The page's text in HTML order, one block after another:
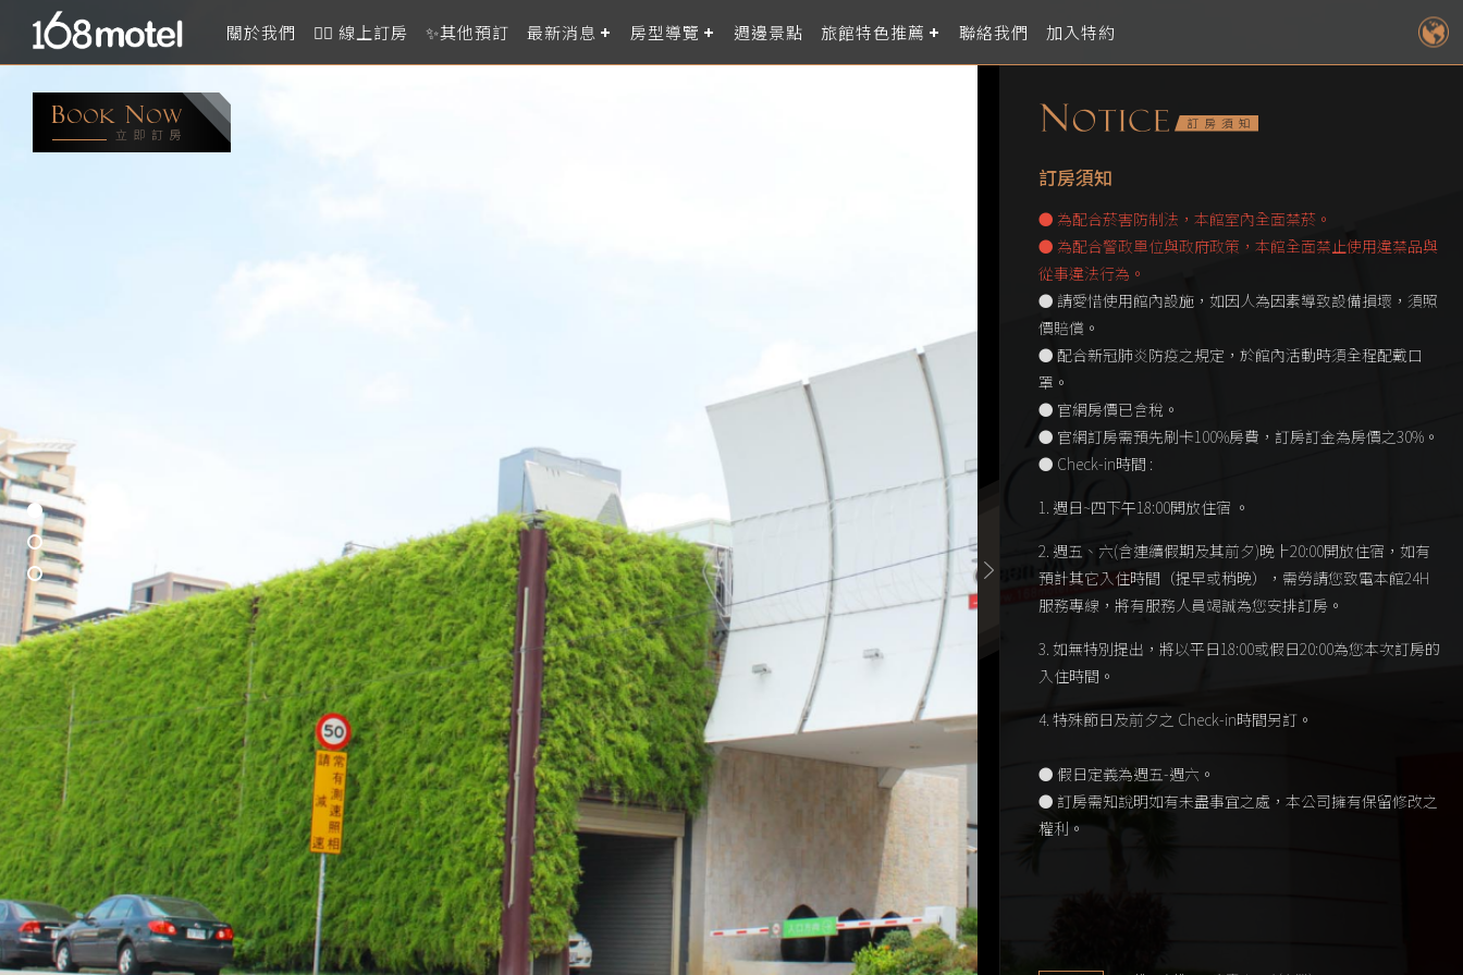
關於我們 👉🏻 線上訂房 ✨其他預訂 最新消息 房型導覽 週邊景點 旅館特色推薦 聯絡我們 加入特約
訂房須知
● 為配合菸害防制法，本館室內全面禁菸。
● 為配合警政單位與政府政策，本館全面禁止使用違禁品與
從事違法行為。
● 請愛惜使用館內設施，如因人為因素導致設備損壞，須照
價賠償。
● 配合新冠肺炎防疫之規定，於館內活動時須全程配戴口
罩。
● 官網房價已含稅。
● 官網訂房需預先刷卡100%房費，訂房訂金為房價之30%。
● Check-in時間 :
1. 週日~四下午18:00開放住宿 。
2. 週五、六(含連續假期及其前夕)晚上20:00開放住宿，如有
預計其它入住時間（提早或稍晚），需勞請您致電本館24H
服務專線，將有服務人員竭誠為您安排訂房。
3. 如無特別提出，將以平日18:00或假日20:00為您本次訂房的
入住時間。
4. 特殊節日及前夕之 Check-in時間另訂。
● 假日定義為週五-週六。
● 訂房需知說明如有未盡事宜之處，本公司擁有保留修改之
權利。